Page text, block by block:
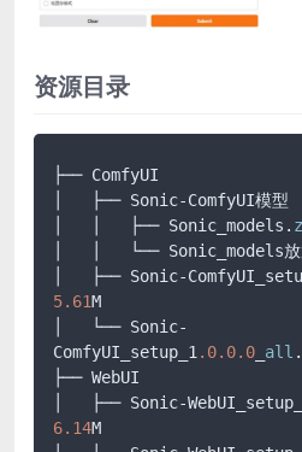
资源目录
├── ComfyUI
│   ├── Sonic-ComfyUI模型
│   │   ├── Sonic_models.
│   │   └── Sonic_models
│   ├── Sonic-
5.61M
│   └── Sonic-
ComfyUI_setup_1.0.0.0 all
├── WebUI
│   ├── Sonic-
6.14M